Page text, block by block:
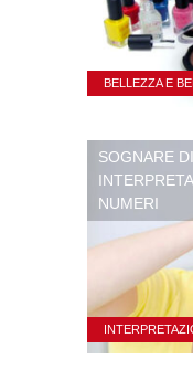
BELLEZZA E
SOGNARE
NUMERI